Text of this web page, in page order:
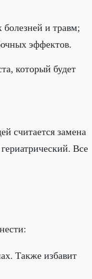
и травм;
эффектов.
который будет
считается замена
Все
Также избавит